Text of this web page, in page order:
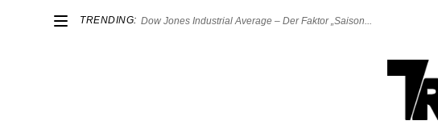
TRENDING: Dow Jones Industrial Average – Der Faktor „Saison...